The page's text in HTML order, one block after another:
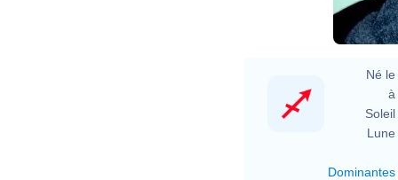
Né le
à
Soleil
Lune
Dominantes